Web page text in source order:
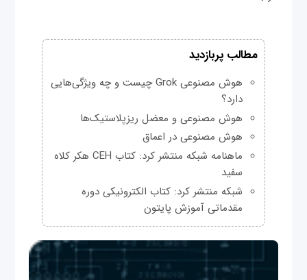
مطالب پربازدید
هوش مصنوعی Grok چیست و چه ویژگی‌هایی
دارد؟
هوش مصنوعی و معضل ریزپلاستیک‌ها
هوش مصنوعی در اعماق
ماهنامه شبکه منتشر کرد: کتاب CEH هکر کلاه
سفید
شبکه منتشر کرد: کتاب الکترونیکی دوره
مقدماتی آموزش پایتون